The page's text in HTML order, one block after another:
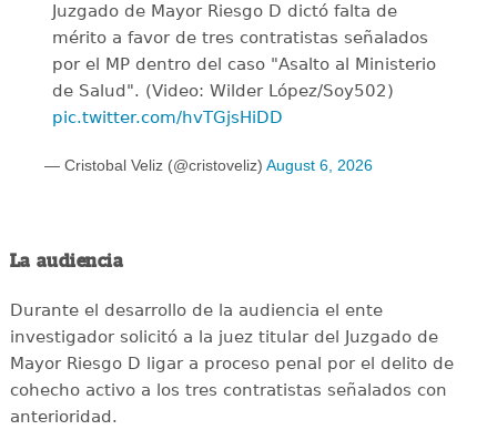
Juzgado de Mayor Riesgo D dictó falta de
mérito a favor de tres contratistas señalados
por el MP dentro del caso "Asalto al Ministerio
de Salud". (Video: Wilder López/Soy502)
pic.twitter.com/hvTGjsHiDD
— Cristobal Veliz (@cristoveliz) August 6, 2026
La audiencia
Durante el desarrollo de la audiencia el ente
investigador solicitó a la juez titular del Juzgado de
Mayor Riesgo D ligar a proceso penal por el delito de
cohecho activo a los tres contratistas señalados con
anterioridad.